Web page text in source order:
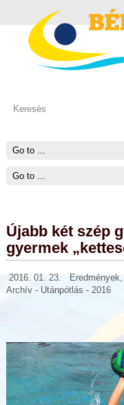
Újabb két szép
gyermek
2016. 01. 23. Eredmények,
Archív - Utánpótlás - 2016